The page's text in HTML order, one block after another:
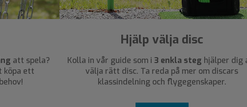
att spela?
köpa ett
Hjälp välja disc
Kolla in vår guide som i3 enkla steg hjälper dig
välja rätt disc. Ta reda på mer om discars
klassindelning och flygegenskaper.